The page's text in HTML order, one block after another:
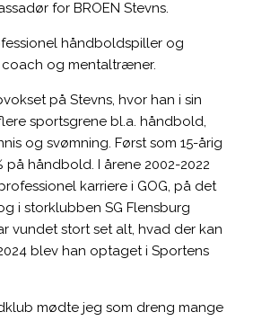
for BROEN Stevns.
håndboldspiller og
og mentaltræner.
på Stevns, hvor han i sin
sportsgrene bl.a. håndbold,
og svømning. Først som 15-årig
på håndbold. I årene 2002-2022
karriere i GOG, på det
i storklubben SG Flensburg
vundet stort set alt, hvad der kan
blev han optaget i Sportens
mødte jeg som dreng mange